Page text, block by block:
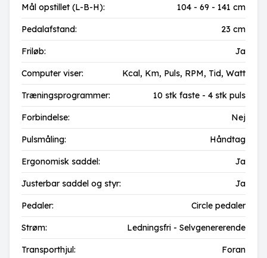
Mål opstillet (L-B-H): 104 - 69 - 141 cm
Pedalafstand: 23 cm
Friløb: Ja
Computer viser: Kcal, Km, Puls, RPM, Tid, Watt
Træningsprogrammer: 10 stk faste - 4 stk puls
Forbindelse: Nej
Pulsmåling: Håndtag
Ergonomisk saddel: Ja
Justerbar saddel og styr: Ja
Pedaler: Circle pedaler
Strøm: Ledningsfri - Selvgenererende
Transporthjul: Foran